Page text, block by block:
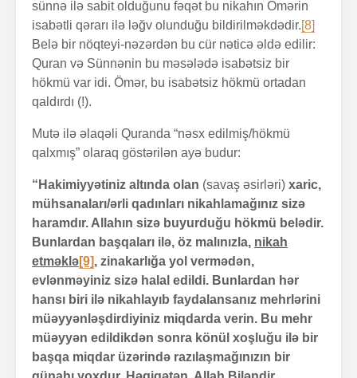
sünnə ilə sabit olduğunu fəqət bu nikahın Ömərin
isabətli qərarı ilə ləğv olunduğu bildirilməkdədir.[8]
Belə bir nöqteyi-nəzərdən bu cür nəticə əldə edilir:
Quran və Sünnənin bu məsələdə isabətsiz bir
hökmü var idi. Ömər, bu isabətsiz hökmü ortadan
qaldırdı (!).
Mutə ilə əlaqəli Quranda “nəsx edilmiş/hökmü
qalxmış” olaraq göstərilən ayə budur:
“Hakimiyyətiniz altında olan (savaş əsirləri) xaric,
mühsanaları/ərli qadınları nikahlamağınız sizə
haramdır. Allahın sizə buyurduğu hökmü belədir.
Bunlardan başqaları ilə, öz malınızla, nikah
etməklə[9], zinakarlığa yol vermədən,
evlənməyiniz sizə halal edildi. Bunlardan hər
hansı biri ilə nikahlayıb faydalansanız mehrlərini
müəyyənləşdirdiyiniz miqdarda verin. Bu mehr
müəyyən edildikdən sonra könül xoşluğu ilə bir
başqa miqdar üzərində razılaşmağınızın bir